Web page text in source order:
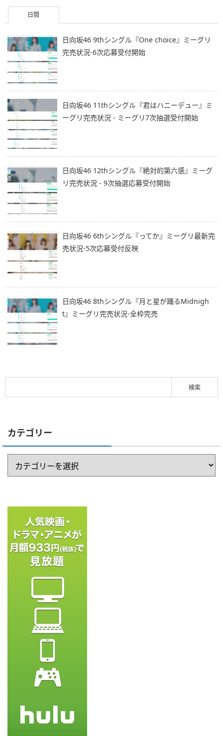
日間
日向坂46 9thシングル『One choice』ミーグリ
完売状況-6次応募受付開始
日向坂46 11thシングル『君はハニーデュー』ミ
ーグリ完売状況 - ミーグリ7次抽選受付開始
日向坂46 12thシングル『絶対的第六感』ミーグ
リ完売状況 - 9次抽選応募受付開始
日向坂46 6thシングル『ってか』ミーグリ最新完
売状況-5次応募受付反映
日向坂46 8thシングル『月と星が踊るMidnigh
t』ミーグリ完売状況-全枠完売
カテゴリー